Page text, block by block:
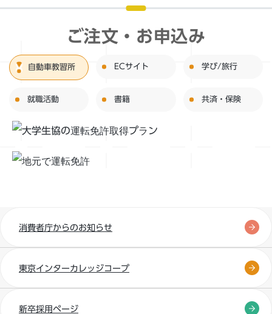
ご注文・お申込み
自動車教習所 ECサイト 学び/旅行
就職活動 書籍 共済・保険
消費者庁からのお知らせ
東京インターカレッジコープ
新卒採用ページ